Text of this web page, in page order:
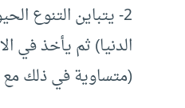
2- يتباين التنوع
الدنيا) ثم يأخذ في
(متساوية في ذلك مع